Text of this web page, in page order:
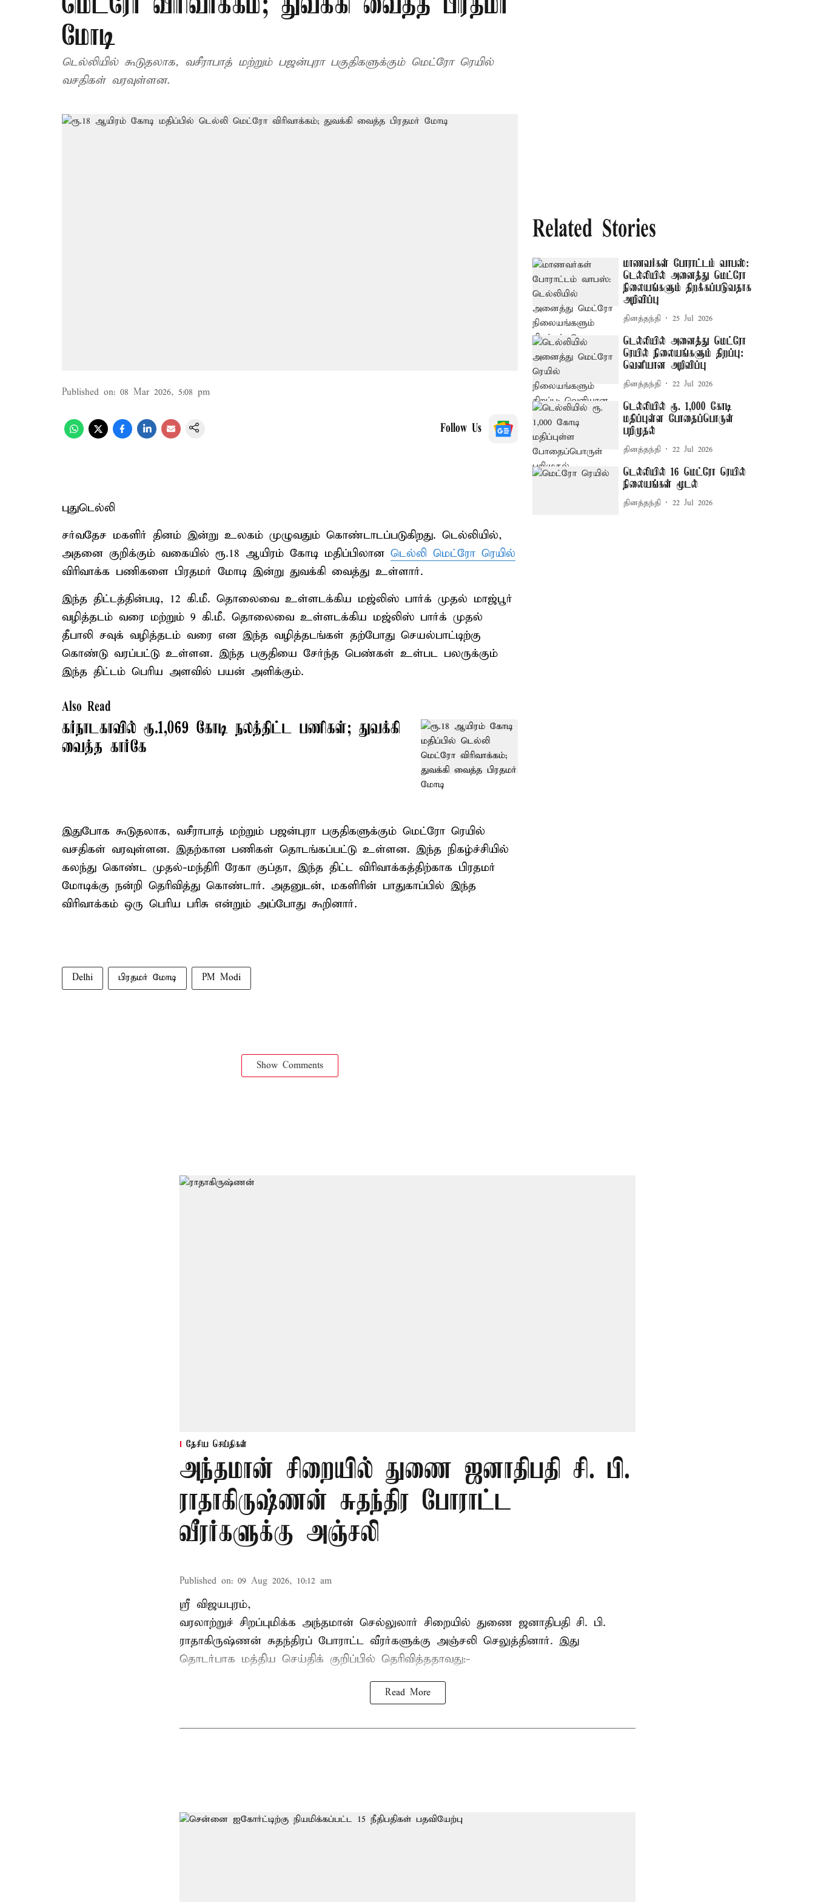
மோடி
டெல்லியில் கூடுதலாக, வசீராபாத் மற்றும் பஜன்புரா பகுதிகளுக்கும் மெட்ரோ ரெயில்
வசதிகள் வரவுள்ளன.
Published on: 08 Mar 2026, 5:08 pm
Follow Us
புதுடெல்லி
சர்வதேச மகளிர் தினம் இன்று உலகம் முழுவதும் கொண்டாடப்படுகிறது. டெல்லியில்,
அதனை குறிக்கும் வகையில் ரூ.18 ஆயிரம் கோடி மதிப்பிலான டெல்லி மெட்ரோ ரெயில்
விரிவாக்க பணிகளை பிரதமர் மோடி இன்று துவக்கி வைத்து உள்ளார்.
இந்த திட்டத்தின்படி, 12 கி.மீ. தொலைவை உள்ளடக்கிய மஜ்லிஸ் பார்க் முதல் மாஜ்பூர்
வழித்தடம் வரை மற்றும் 9 கி.மீ. தொலைவை உள்ளடக்கிய மஜ்லிஸ் பார்க் முதல்
தீபாலி சவுக் வழித்தடம் வரை என இந்த வழித்தடங்கள் தற்போது செயல்பாட்டிற்கு
கொண்டு வரப்பட்டு உள்ளன. இந்த பகுதியை சேர்ந்த பெண்கள் உள்பட பலருக்கும்
இந்த திட்டம் பெரிய அளவில் பயன் அளிக்கும்.
Also Read
கர்நாடகாவில் ரூ.1,069 கோடி நலத்திட்ட பணிகள்; துவக்கி
வைத்த கார்கே
இதுபோக கூடுதலாக, வசீராபாத் மற்றும் பஜன்புரா பகுதிகளுக்கும் மெட்ரோ ரெயில்
வசதிகள் வரவுள்ளன. இதற்கான பணிகள் தொடங்கப்பட்டு உள்ளன. இந்த நிகழ்ச்சியில்
கலந்து கொண்ட முதல்-மந்திரி ரேகா குப்தா, இந்த திட்ட விரிவாக்கத்திற்காக பிரதமர்
மோடிக்கு நன்றி தெரிவித்து கொண்டார். அதனுடன், மகளிரின் பாதுகாப்பில் இந்த
விரிவாக்கம் ஒரு பெரிய பரிசு என்றும் அப்போது கூறினார்.
Delhi பிரதமர் மோடி PM Modi
Show Comments
Related Stories
மாணவர்கள் போராட்டம் வாபஸ்:
டெல்லியில் அனைத்து மெட்ரோ
நிலையங்களும் திறக்கப்படுவதாக
அறிவிப்பு
தினத்தந்தி 25 Jul 2026
டெல்லியில் அனைத்து மெட்ரோ
ரெயில் நிலையங்களும் திறப்பு:
வெளியான அறிவிப்பு
தினத்தந்தி 22 Jul 2026
டெல்லியில் ரூ. 1,000 கோடி
மதிப்புள்ள போதைப்பொருள்
பறிமுதல்
தினத்தந்தி 22 Jul 2026
டெல்லியில் 16 மெட்ரோ ரெயில்
நிலையங்கள் மூடல்
தினத்தந்தி 22 Jul 2026
தேசிய செய்திகள்
அந்தமான் சிறையில் துணை ஜனாதிபதி சி. பி.
ராதாகிருஷ்ணன் சுதந்திர போராட்ட
வீரர்களுக்கு அஞ்சலி
Published on: 09 Aug 2026, 10:12 am
ஸ்ரீ விஜயபுரம்,
வரலாற்றுச் சிறப்புமிக்க அந்தமான் செல்லுலார் சிறையில் துணை ஜனாதிபதி சி. பி.
ராதாகிருஷ்ணன் சுதந்திரப் போராட்ட வீரர்களுக்கு அஞ்சலி செலுத்தினார். இது
தொடர்பாக மத்திய செய்திக் குறிப்பில் தெரிவித்ததாவது:-
Read More